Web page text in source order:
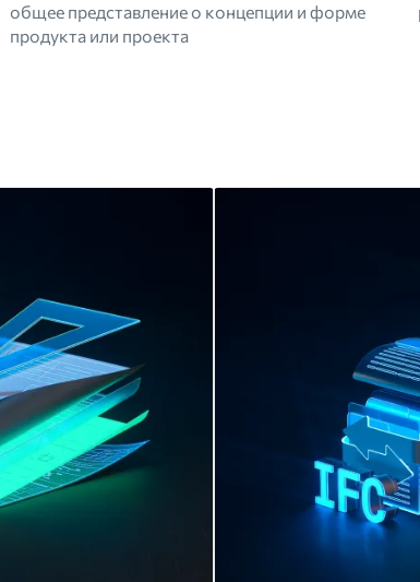
общее представление о концепции и форме
продукта или проекта